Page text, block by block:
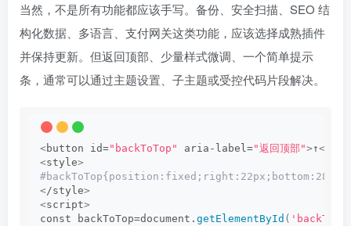
当然，不是所有功能都应该手写。备份、安全扫描、SEO 结
构化数据、多语言、支付网关这类功能，应该选择成熟插件
并保持更新。但返回顶部、少量样式微调、一个简单提示
条，通常可以通过主题设置、子主题或受控代码片段解决。
<button id="backToTop" aria-label="返回顶部"> ↑<
<style>
</style>
<script>
const backToTop=document. getElementById (